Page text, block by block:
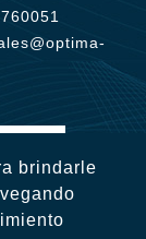
brindarle